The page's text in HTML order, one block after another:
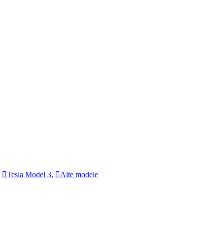
Tesla Model 3,
Alte modele